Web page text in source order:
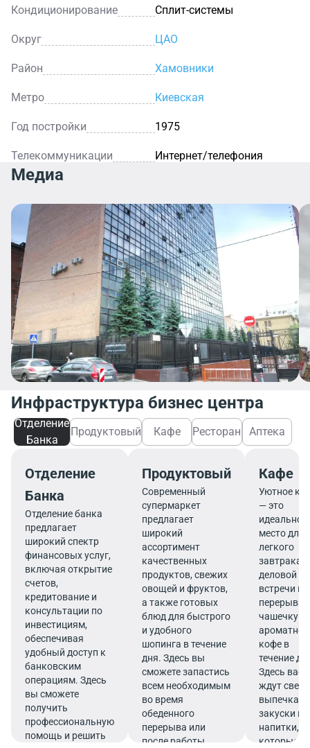
Кондиционирование Сплит-системы
Округ ЦАО
Район Хамовники
Метро Киевская
Год постройки 1975
Телекоммуникации Интернет/телефония
Медиа
Инфраструктура бизнес центра
Отделение
Банка
Продуктовый Кафе Ресторан Аптека
Отделение
Банка
Отделение банка
предлагает
широкий спектр
финансовых услуг,
включая открытие
счетов,
кредитование и
консультации по
инвестициям,
обеспечивая
удобный доступ к
банковским
операциям. Здесь
вы сможете
получить
профессиональную
помощь и решить
Продуктовый
Современный
супермаркет
предлагает
широкий
ассортимент
качественных
продуктов, свежих
овощей и фруктов,
а также готовых
блюд для быстрого
и удобного
шопинга в течение
дня. Здесь вы
сможете запастись
всем необходимым
во время
обеденного
перерыва или
после работы.
Кафе
Уютное
— это
идеальное
место для
легкого
завтрака,
деловой
встречи
перерыва
чашечку
кофе в
течение
Здесь вас
ждут
выпечка,
закуски и
напитки,
которые